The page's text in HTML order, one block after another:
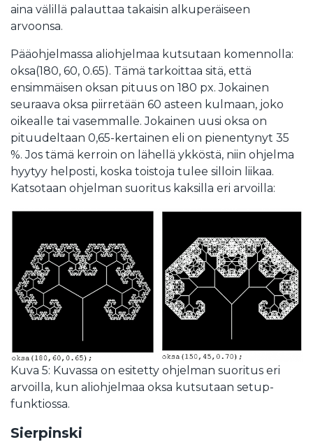
aina välillä palauttaa takaisin alkuperäiseen
arvoonsa.
Pääohjelmassa aliohjelmaa kutsutaan komennolla:
oksa(180, 60, 0.65). Tämä tarkoittaa sitä, että
ensimmäisen oksan pituus on 180 px. Jokainen
seuraava oksa piirretään 60 asteen kulmaan, joko
oikealle tai vasemmalle. Jokainen uusi oksa on
pituudeltaan 0,65-kertainen eli on pienentynyt 35
%. Jos tämä kerroin on lähellä ykköstä, niin ohjelma
hyytyy helposti, koska toistoja tulee silloin liikaa.
Katsotaan ohjelman suoritus kaksilla eri arvoilla:
Kuva 5: Kuvassa on esitetty ohjelman suoritus eri
arvoilla, kun aliohjelmaa oksa kutsutaan setup-
funktiossa.
Sierpinski